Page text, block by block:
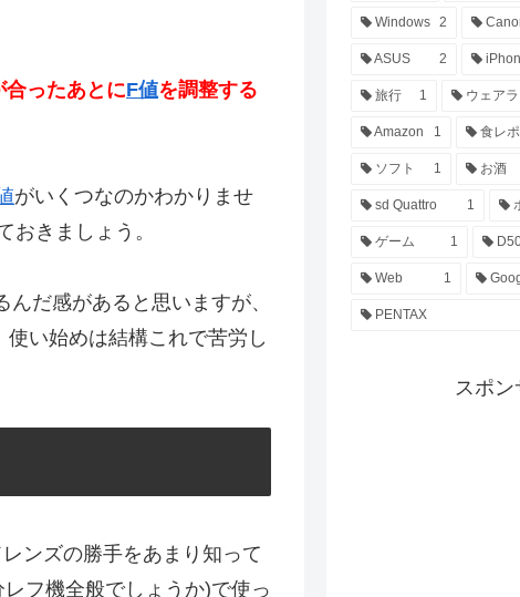
合ったあとにF値を調整する
がいくつなのかわかりませ
おきましょう。
だ感があると思いますが、
い始めは結構これで苦労し
ンズの勝手をあまり知って
フ機全般でしょうか)で使っ
Windows 2
ASUS 2
旅行 1 ウェア
Amazon 1 食レポ
ソフト 1 お酒
sd Quattro 1
ゲーム 1
Web 1
PENTAX
スポ